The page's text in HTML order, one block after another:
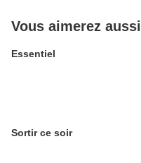
Vous aimerez aussi
Essentiel
Sortir ce soir